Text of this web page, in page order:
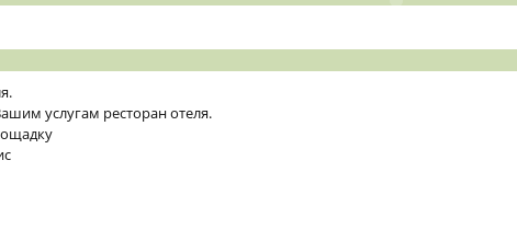
услугам ресторан отеля.